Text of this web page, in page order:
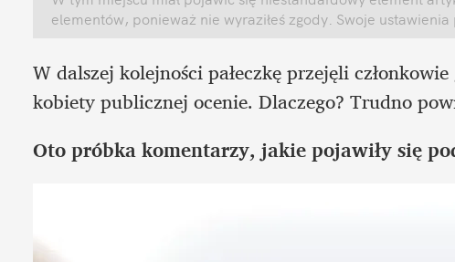
elementów, ponieważ nie wyraziłeś zgody. Swoje
W dalszej kolejności pałeczkę przejęli
kobiety publicznej ocenie. Dlaczego? Trudno
Oto próbka komentarzy, jakie pojawiły się